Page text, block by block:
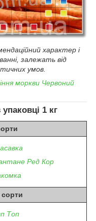
характер і
залежать від
умов.
моркви Червоний
упаковці 1 кг
Ред Кор
сорти
Топ